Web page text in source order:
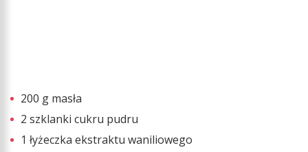
200 g masła
2 szklanki cukru pudru
1 łyżeczka ekstraktu waniliowego